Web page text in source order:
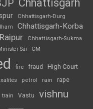
Chhattisgarh
Chhattisgarh-Durg
Chhattisgarh-Korba
Chhattisgarh-Sukma
Sai CM
fire fraud High Court
petrol rain rape
train Vastu vishnu